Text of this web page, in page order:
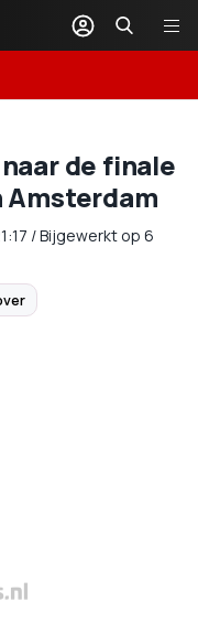
de finale
Amsterdam
/Bijgewerkt op 6